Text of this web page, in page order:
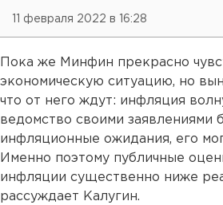
11 февраля 2022 в 16:28
Пока же Минфин прекрасно
экономическую ситуацию, но
что от него ждут: инфляция
ведомство своими заявлениями
инфляционные ожидания, его
Именно поэтому публичные
инфляции существенно ниже
рассуждает Калугин.